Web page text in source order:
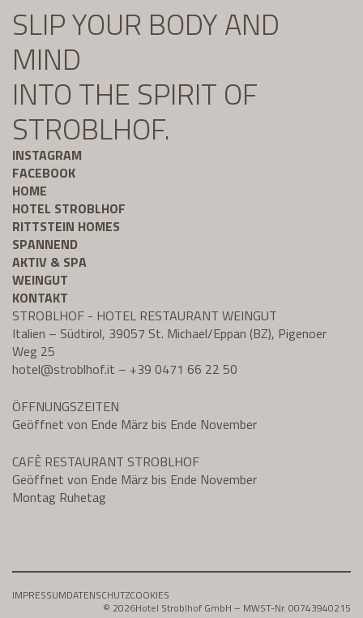
SLIP YOUR BODY AND
MIND
INTO THE SPIRIT OF
STROBLHOF.
INSTAGRAM
FACEBOOK
HOME
HOTEL STROBLHOF
RITTSTEIN HOMES
SPANNEND
AKTIV & SPA
WEINGUT
KONTAKT
STROBLHOF - HOTEL RESTAURANT WEINGUT
Italien – Südtirol, 39057 St. Michael/Eppan (BZ), Pigenoer
Weg 25
hotel@stroblhof.it – +39 0471 66 22 50
ÖFFNUNGSZEITEN
Geöffnet von Ende März bis Ende November
CAFÈ RESTAURANT STROBLHOF
Geöffnet von Ende März bis Ende November
Montag Ruhetag
IMPRESSUMDATENSCHUTZCOOKIES
© 2026Hotel Stroblhof GmbH – MWST-Nr. 00743940215